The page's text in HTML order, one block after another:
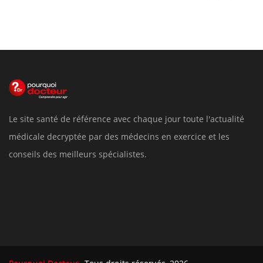
Le site santé de référence avec chaque jour toute l'actualité
médicale decryptée par des médecins en exercice et les
conseils des meilleurs spécialistes.